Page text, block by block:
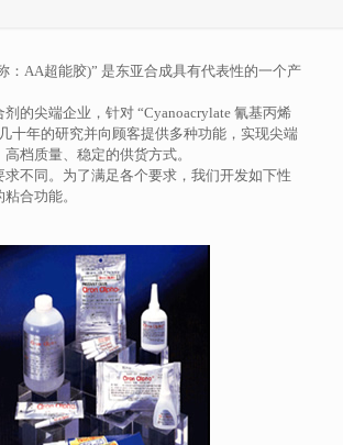
：AA超能胶)” 是东亚合成具有代表性的一个产
的尖端企业，针对 “Cyanoacrylate 氰基丙烯
十年的研究并向顾客提供多种功能，实现尖端
档质量、稳定的供货方式。
求不同。为了满足各个要求，我们开发如下性
合功能。